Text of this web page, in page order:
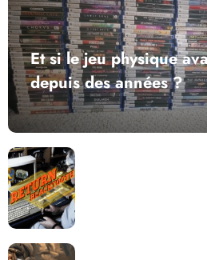
Et si le jeu physique
depuis des années ?